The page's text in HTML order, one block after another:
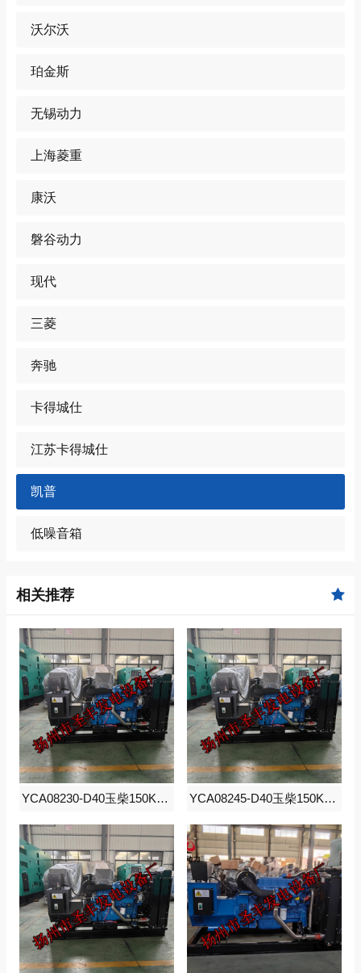
沃尔沃
珀金斯
无锡动力
上海菱重
康沃
磐谷动力
现代
三菱
奔驰
卡得城仕
江苏卡得城仕
凯普
低噪音箱
相关推荐
YCA08230-D40玉柴150KW柴油发电机组 YCA08245-D40玉柴150KW柴油发电机组